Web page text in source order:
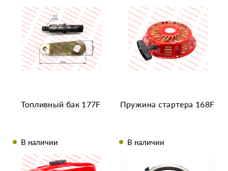
Топливный бак 177F
В наличии
Пружина стартера 168F
В наличии